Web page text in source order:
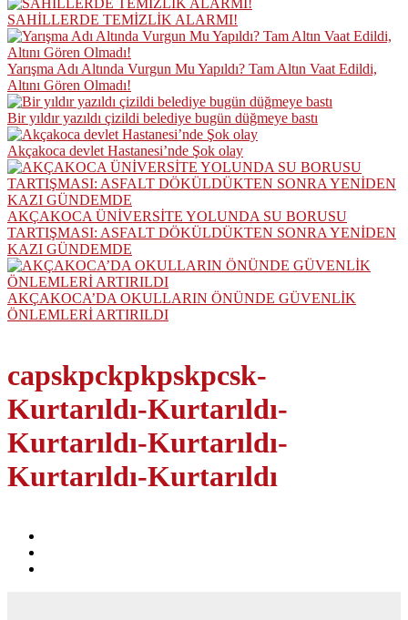
SAHİLLERDE TEMİZLİK ALARMI!
Yarışma Adı Altında Vurgun Mu Yapıldı? Tam Altın Vaat Edildi,
Altını Gören Olmadı!
Bir yıldır yazıldı çizildi belediye bugün düğmeye bastı
Akçakoca devlet Hastanesi’nde Şok olay
AKÇAKOCA ÜNİVERSİTE YOLUNDA SU BORUSU
TARTIŞMASI: ASFALT DÖKÜLDÜKTEN SONRA YENİDEN
KAZI GÜNDEMDE
AKÇAKOCA’DA OKULLARIN ÖNÜNDE GÜVENLİK
ÖNLEMLERİ ARTIRILDI
capskpckpkpskpcsk-
Kurtarıldı-Kurtarıldı-
Kurtarıldı-Kurtarıldı-
Kurtarıldı-Kurtarıldı